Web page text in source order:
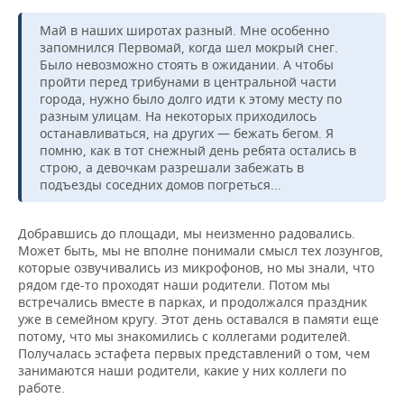
Май в наших широтах разный. Мне особенно
запомнился Первомай, когда шел мокрый снег.
Было невозможно стоять в ожидании. А чтобы
пройти перед трибунами в центральной части
города, нужно было долго идти к этому месту по
разным улицам. На некоторых приходилось
останавливаться, на других — бежать бегом. Я
помню, как в тот снежный день ребята остались в
строю, а девочкам разрешали забежать в
подъезды соседних домов погреться...
Добравшись до площади, мы неизменно радовались.
Может быть, мы не вполне понимали смысл тех лозунгов,
которые озвучивались из микрофонов, но мы знали, что
рядом где-то проходят наши родители. Потом мы
встречались вместе в парках, и продолжался праздник
уже в семейном кругу. Этот день оставался в памяти еще
потому, что мы знакомились с коллегами родителей.
Получалась эстафета первых представлений о том, чем
занимаются наши родители, какие у них коллеги по
работе.